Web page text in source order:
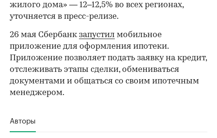
жилого дома» — 12–12,5% во всех регионах,
уточняется в пресс-релизе.
26 мая Сбербанк запустил мобильное
приложение для оформления ипотеки.
Приложение позволяет подать заявку на кредит,
отслеживать этапы сделки, обмениваться
документами и общаться со своим ипотечным
менеджером.
Авторы